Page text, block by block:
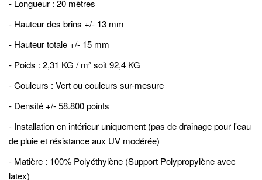
- Longueur : 20 mètres
- Hauteur des brins +/- 13 mm
- Hauteur totale +/- 15 mm
- Poids : 2,31 KG / m² soit 92,4 KG
- Couleurs : Vert ou couleurs sur-mesure
- Densité +/- 58.800 points
- Installation en intérieur uniquement (pas de drainage pour l'eau
de pluie et résistance aux UV modérée)
- Matière : 100% Polyéthylène (Support Polypropylène avec
latex)